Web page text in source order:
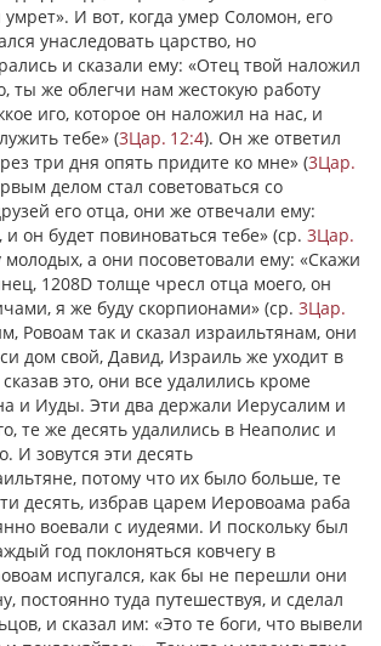
умрет». И вот, когда умер Соломон, его
унаследовать царство, но
и сказали ему: «Отец твой наложил
ты же облегчи нам жестокую работу
иго, которое он наложил на нас, и
тебе» (3Цар. 12:4). Он же ответил
три дня опять придите ко мне» (3Цар.
делом стал советоваться со
его отца, они же отвечали ему:
он будет повиноваться тебе» (ср. 3Цар.
молодых, а они посоветовали ему: «Скажи
1208D толще чресл отца моего, он
я же буду скорпионами» (ср. 3Цар.
Ровоам так и сказал израильтянам, они
дом свой, Давид, Израиль же уходит в
это, они все удалились кроме
и Иуды. Эти два держали Иерусалим и
те же десять удалились в Неаполис и
И зовутся эти десять
потому что их было больше, те
десять, избрав царем Иеровоама раба
воевали с иудеями. И поскольку был
год поклоняться ковчегy в
испугался, как бы не перешли они
постоянно туда путешествуя, и сделал
и сказал им: «Это те боги, что вывели